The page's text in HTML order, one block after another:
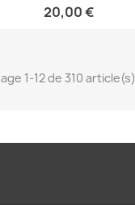
20,00 €
1-12 de 310 article(s)